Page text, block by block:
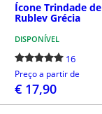
Ícone Trindade de
Rublev Grécia
DISPONÍVEL
16
Preço a partir de
€ 17,90